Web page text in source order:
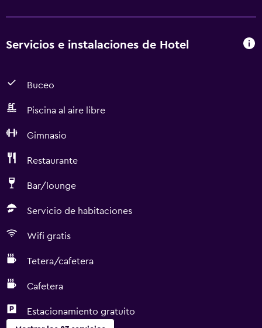
Servicios e instalaciones de Hotel
Buceo
Piscina al aire libre
Gimnasio
Restaurante
Bar/lounge
Servicio de habitaciones
Wifi gratis
Tetera/cafetera
Cafetera
Estacionamiento gratuito